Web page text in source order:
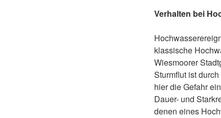
Verhalten bei
klassische
Wiesmoorer
Sturmflut ist
hier die Gefahr
Dauer- und
denen eines